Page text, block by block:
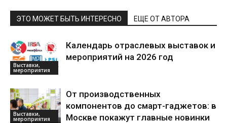
ЭТО МОЖЕТ БЫТЬ ИНТЕРЕСНО ЕЩЕ ОТ АВТОРА
Выставки,
мероприятия
Календарь отраслевых выставок и
мероприятий на 2026 год
Выставки,
мероприятия
От производственных
компонентов до смарт-гаджетов: в
Москве покажут главные новинки